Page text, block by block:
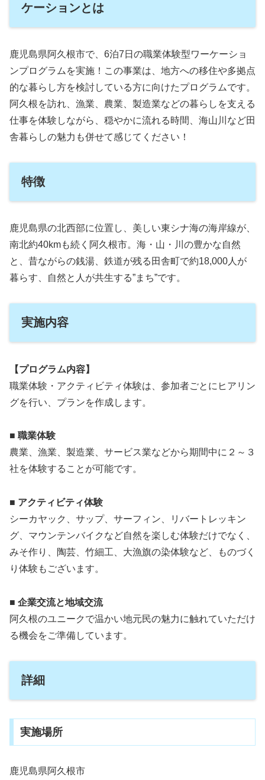
ケーションとは
鹿児島県阿久根市で、6泊7日の職業体験型ワーケーショ
ンプログラムを実施！この事業は、地方への移住や多拠点
的な暮らし方を検討している方に向けたプログラムです。
阿久根を訪れ、漁業、農業、製造業などの暮らしを支える
仕事を体験しながら、穏やかに流れる時間、海山川など田
舎暮らしの魅力も併せて感じてください！
特徴
鹿児島県の北西部に位置し、美しい東シナ海の海岸線が、
南北約40kmも続く阿久根市。海・山・川の豊かな自然
と、昔ながらの銭湯、鉄道が残る田舎町で約18,000人が
暮らす、自然と人が共生する”まち”です。
実施内容
【プログラム内容】
職業体験・アクティビティ体験は、参加者ごとにヒアリン
グを行い、プランを作成します。
■ 職業体験
農業、漁業、製造業、サービス業などから期間中に２～３
社を体験することが可能です。
■ アクティビティ体験
シーカヤック、サップ、サーフィン、リバートレッキン
グ、マウンテンバイクなど自然を楽しむ体験だけでなく、
みそ作り、陶芸、竹細工、大漁旗の染体験など、ものづく
り体験もございます。
■ 企業交流と地域交流
阿久根のユニークで温かい地元民の魅力に触れていただけ
る機会をご準備しています。
詳細
実施場所
鹿児島県阿久根市